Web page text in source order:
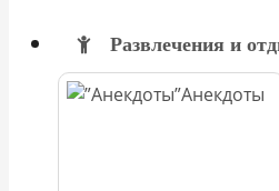
Развлечения и
Анекдоты